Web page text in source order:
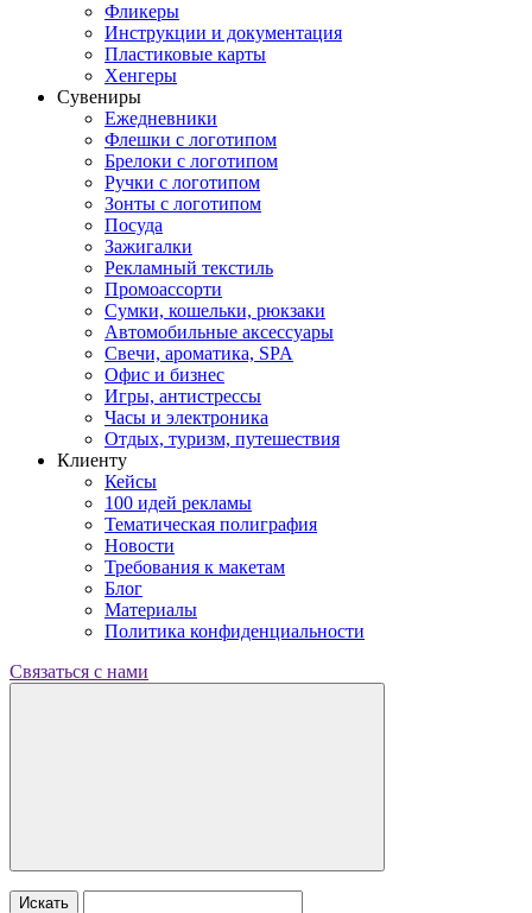
Фликеры
Инструкции и документация
Пластиковые карты
Хенгеры
Сувениры
Ежедневники
Флешки с логотипом
Брелоки с логотипом
Ручки с логотипом
Зонты с логотипом
Посуда
Зажигалки
Рекламный текстиль
Промоассорти
Сумки, кошельки, рюкзаки
Автомобильные аксессуары
Свечи, ароматика, SPA
Офис и бизнес
Игры, антистрессы
Часы и электроника
Отдых, туризм, путешествия
Клиенту
Кейсы
100 идей рекламы
Тематическая полиграфия
Новости
Требования к макетам
Блог
Материалы
Политика конфиденциальности
Связаться с нами
Искать